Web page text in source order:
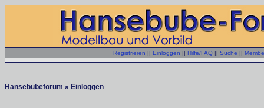
Registrieren || Einloggen || Hilfe/FAQ || Suche ||
Hansebubeforum » Einloggen